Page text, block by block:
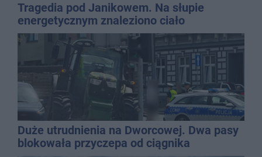
Tragedia pod Janikowem. Na słupie
energetycznym znaleziono ciało
mężczyzny
Duże utrudnienia na Dworcowej. Dwa pasy
blokowała przyczepa od ciągnika